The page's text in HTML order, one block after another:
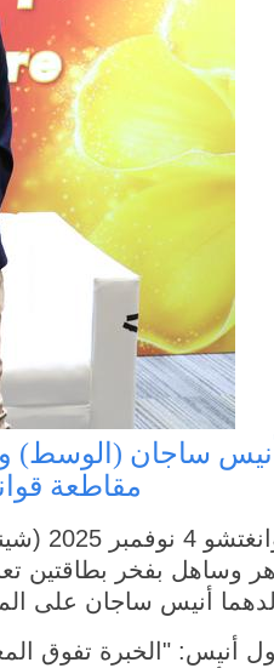
مقاطعة
أنيس ساجان على
أنيس: "الخبرة تفوق